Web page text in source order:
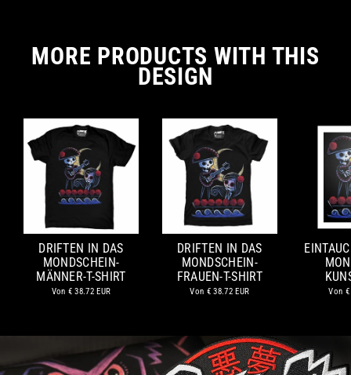
MORE PRODUCTS WITH THIS
DESIGN
DRIFTEN IN DAS
MONDSCHEIN-
MÄNNER-T-SHIRT
Von € 38.72 EUR
DRIFTEN IN DAS
MONDSCHEIN-
FRAUEN-T-SHIRT
Von € 38.72 EUR Von €